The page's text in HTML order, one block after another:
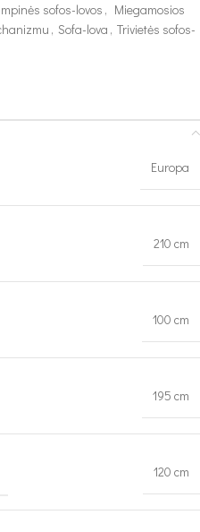
sofos-lovos , Miegamosios
, Sofa-lova , Trivietės sofos-
Europa
210 cm
100 cm
195 cm
120 cm